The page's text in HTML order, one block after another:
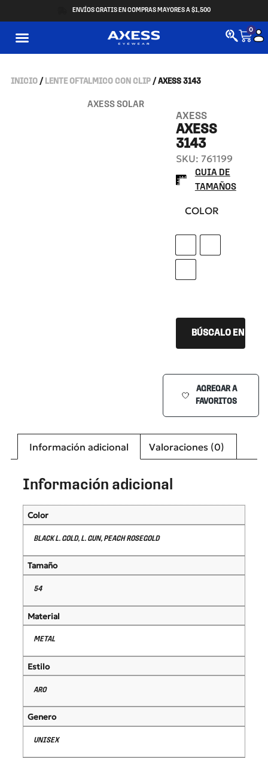
ENVÍOS GRATIS EN COMPRAS MAYORES A $1,500
0
INICIO/ LENTE OFTALMICO CON CLIP/ AXESS 3143
AXESS SOLAR
AXESS
AXESS
3143
SKU: 761199
GUIA DE
TAMAÑOS
COLOR
BLACK L. GOLD
L. GUN
PEACH ROSEGOLD
BÚSCALO EN TU
AGREGAR A
FAVORITOS
Información adicional Valoraciones (0)
Información adicional
Color
BLACK L. GOLD, L. GUN, PEACH ROSEGOLD
Tamaño
54
Material
METAL
Estilo
ARO
Genero
UNISEX